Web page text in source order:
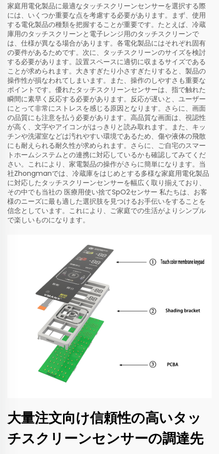
家庭用電化製品に最適なタッチスクリーンセンサーを選択する際
には、いくつか重要な点を考慮する必要があります。まず、使用
する電化製品の種類を把握することが重要です。たとえば、冷蔵
庫用のタッチスクリーンと電子レンジ用のタッチスクリーンで
は、仕様が異なる場合があります。各電化製品にはそれぞれ固有
の要件があるためです。次に、タッチスクリーンのサイズを検討
する必要があります。設置スペースに適切に収まるサイズである
ことが求められます。大きすぎたり小さすぎたりすると、製品の
操作性が損なわれてしまいます。また、操作のしやすさも重要な
ポイントです。優れたタッチスクリーンセンサーは、指で触れた
瞬間に素早く反応する必要があります。反応が遅いと、ユーザー
にとって非常にストレスを感じる原因となります。さらに、画面
の品質にも注意を払う必要があります。高品質な画面は、視認性
が高く、文字やアイコンがはっきりと読み取れます。また、キッ
チンや洗濯室などは汚れやすい環境であるため、傷や液体の飛散
にも耐えられる耐久性が求められます。さらに、ご自宅のスマー
トホームシステムとの連携に対応しているかも確認してみてくだ
さい。これにより、家電製品の操作がさらに簡単になります。当
社Zhongmanでは、冷蔵庫をはじめとする多様な家庭用電化製品
に対応したタッチスクリーンセンサーを幅広く取り揃えており、
その中でも当社の 医療用使い捨てSpO2センサー 私たちは、お客
様のニーズに最も適した選択肢を見つけるお手伝いをすることを
信念としています。これにより、ご家庭での生活がよりシンプル
で楽しいものになります。
大量注文向け信頼性の高いタッ
チスクリーンセンサーの調達先